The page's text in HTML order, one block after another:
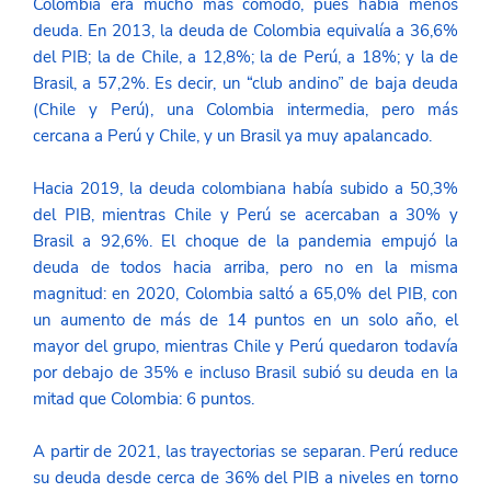
deuda. En 2013, la deuda de Colombia equivalía a 36,6%
del PIB; la de Chile, a 12,8%; la de Perú, a 18%; y la de
Brasil, a 57,2%. Es decir, un “club andino” de baja deuda
(Chile y Perú), una Colombia intermedia, pero más
cercana a Perú y Chile, y un Brasil ya muy apalancado.
Hacia 2019, la deuda colombiana había subido a 50,3%
del PIB, mientras Chile y Perú se acercaban a 30% y
Brasil a 92,6%. El choque de la pandemia empujó la
deuda de todos hacia arriba, pero no en la misma
magnitud: en 2020, Colombia saltó a 65,0% del PIB, con
un aumento de más de 14 puntos en un solo año, el
mayor del grupo, mientras Chile y Perú quedaron todavía
por debajo de 35% e incluso Brasil subió su deuda en la
mitad que Colombia: 6 puntos.
A partir de 2021, las trayectorias se separan. Perú reduce
su deuda desde cerca de 36% del PIB a niveles en torno